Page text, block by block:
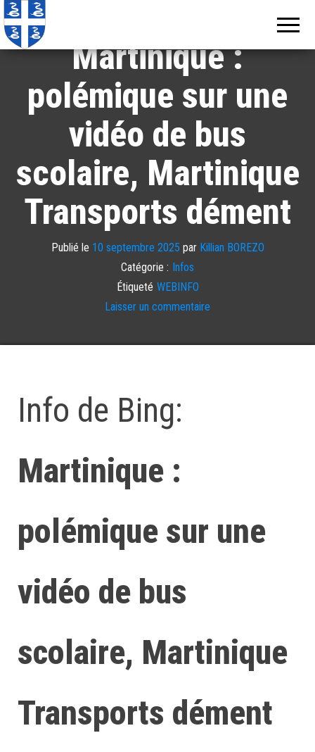
Martinique :
polémique sur une
vidéo de bus
scolaire, Martinique
Transports dément
Publié le 10 septembre 2025 par Killian BOREZO
Catégorie : Infos
Étiqueté WEBINFO
Laisser un commentaire
Info de Bing:
Martinique :
polémique sur une
vidéo de bus
scolaire, Martinique
Transports dément